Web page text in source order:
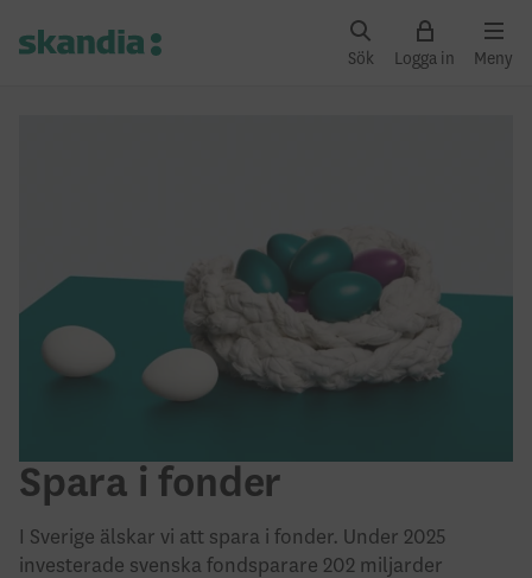
Sök Logga in Meny
Spara i fonder
I Sverige älskar vi att spara i fonder. Under 2025
investerade svenska fondsparare 202 miljarder